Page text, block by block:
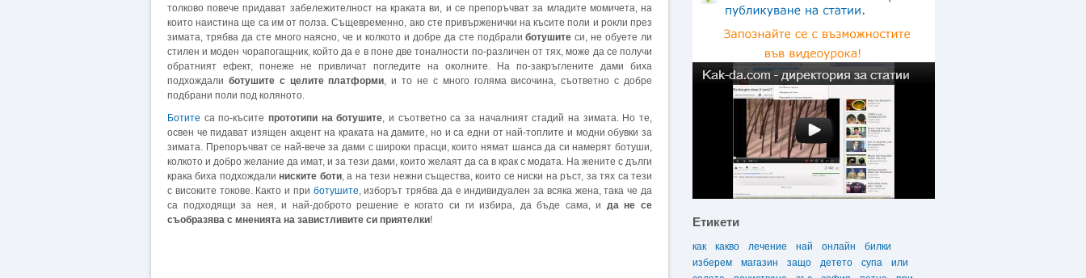
толково повече придават забележителност на краката ви, и се препоръчват за младите момичета, на
които наистина ще са им от полза. Същевременно, ако сте привърженички на късите поли и рокли през
зимата, трябва да сте много наясно, че и колкото и добре да сте подбралиботушите си, не обуете ли
стилен и моден чорапогащник, който да е в поне две тоналности по-различен от тях, може да се получи
обратният ефект, понеже не привличат погледите на околните. На по-закръглените дами биха
подхождали ботушите с целите платформи, и то не с много голяма височина, съответно с добре
подбрани поли под коляното.
Ботите са по-късите прототипи на ботушите, и съответно са за началният стадий на зимата. Но те,
освен че пидават изящен акцент на краката на дамите, но и са едни от най-топлите и модни обувки за
зимата. Препоръчват се най-вече за дами с широки прасци, които нямат шанса да си намерят ботуши,
колкото и добро желание да имат, и за тези дами, които желаят да са в крак с модата. На жените с дълги
крака биха подхождалиниските боти, а на тези нежни същества, които се ниски на ръст, за тях са тези
с високите токове. Както и при ботушите, изборът трябва да е индивидуален за всяка жена, така че да
са подходящи за нея, и най-доброто решение е когато си ги избира, да бъде сама, и да не се
съобразява с мненията на завистливите си приятелки! Етикети
как какво лечение най онлайн
билки
изберем
магазин защо детето супа
или